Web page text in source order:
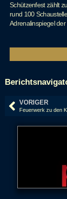
Schützenfest zählt
rund 100
Adrenalinspiegel der
VORIGER